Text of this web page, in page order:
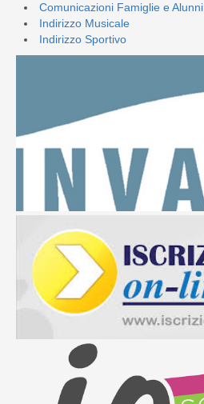
Comunicazioni Famiglie e Alunni
Indirizzo Musicale
Indirizzo Sportivo